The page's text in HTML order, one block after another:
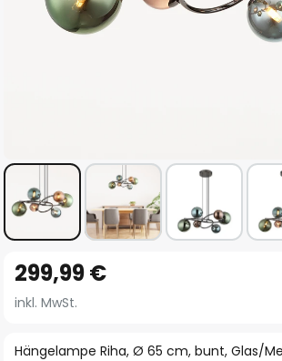
Anfang
der
springen
Hängelampe Riha, Ø 65 cm, bunt, Glas/
299,99 €
inkl. MwSt.